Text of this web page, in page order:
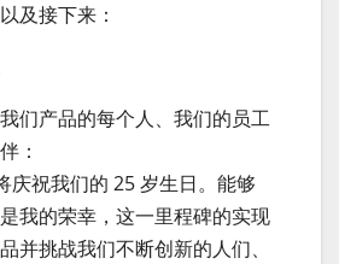
及接下来：
们产品的每个人、我们的员工
：
庆祝我们的 25 岁生日。能够
我的荣幸，这一里程碑的实现
并挑战我们不断创新的人们、